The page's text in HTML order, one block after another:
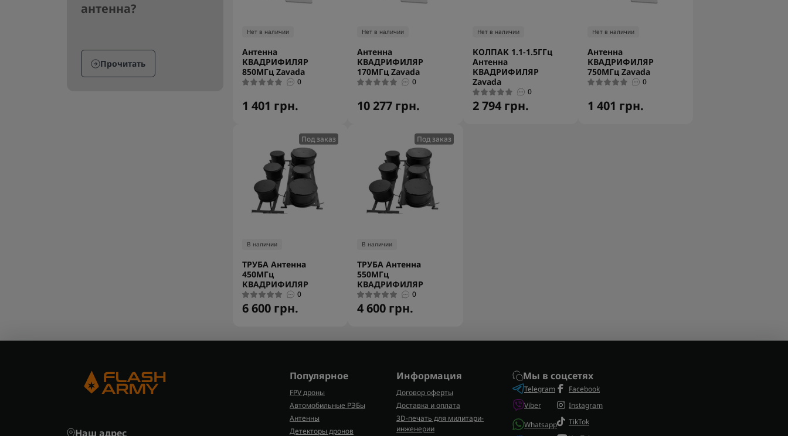
антенна?
Прочитать
Нет в наличии
Антенна
КВАДРИФИЛЯР
850МГц Zavada
0
1 401 грн.
Нет в наличии
Антенна
КВАДРИФИЛЯР
170МГц Zavada
0
10 277 грн.
Нет в наличии
КОЛПАК 1.1-1.5ГГц
Антенна
КВАДРИФИЛЯР
Zavada
0
2 794 грн.
Нет в наличии
Антенна
КВАДРИФИЛЯР
750МГц Zavada
0
1 401 грн.
Под заказ
В наличии
ТРУБА Антенна
450МГц
КВАДРИФИЛЯР
0
6 600 грн.
Под заказ
В наличии
ТРУБА Антенна
550МГц
КВАДРИФИЛЯР
0
4 600 грн.
Наш адрес
Популярное
FPV дроны
Автомобильные РЭБы
Антенны
Детекторы дронов
Информация
Договор оферты
Доставка и оплата
3D-печать для милитари-
инженерии
Мы в соцсетях
Telegram
Viber
Whatsapp
Facebook
Instagram
TikTok